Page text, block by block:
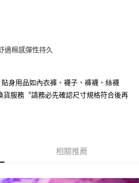
以上)免運費
適棉感彈性持久
身用品如內衣褲、襪子、褲襪、絲襪
貨服務︒請務必先確認尺寸規格符合後再
相關推薦